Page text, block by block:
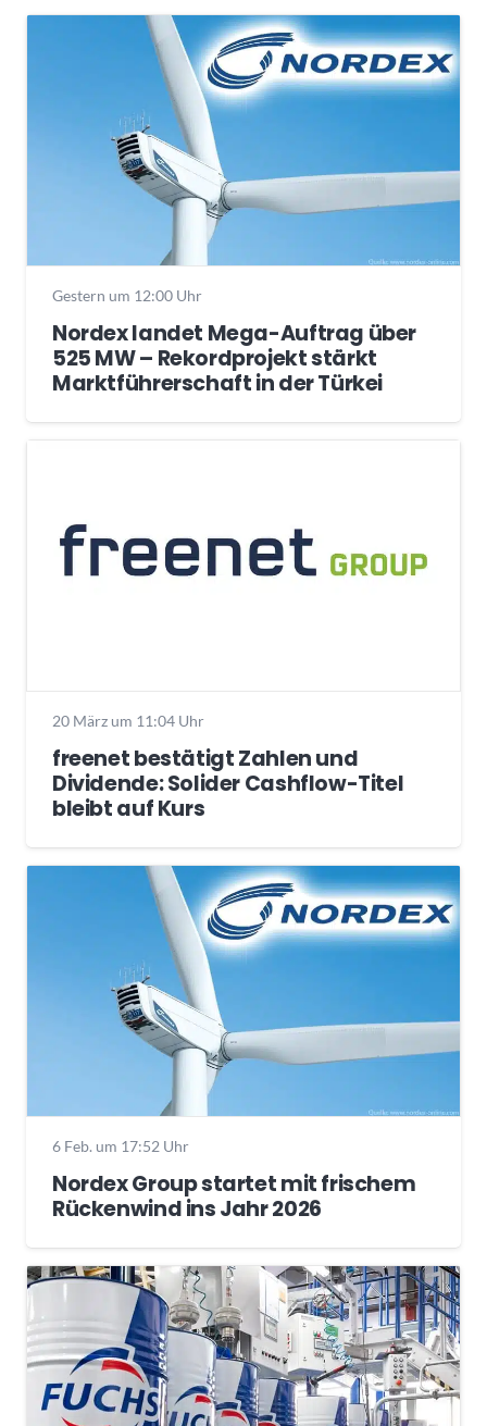
Gestern um 12:00 Uhr
Nordex landet Mega-Auftrag über
525 MW – Rekordprojekt stärkt
Marktführerschaft in der Türkei
20 März um 11:04 Uhr
freenet bestätigt Zahlen und
Dividende: Solider Cashflow-Titel
bleibt auf Kurs
6 Feb. um 17:52 Uhr
Nordex Group startet mit frischem
Rückenwind ins Jahr 2026